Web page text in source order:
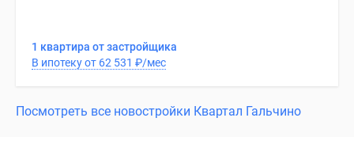
1 квартира от застройщика
В ипотеку от 62 531 ₽/мес
Посмотреть все новостройки Квартал Гальчино